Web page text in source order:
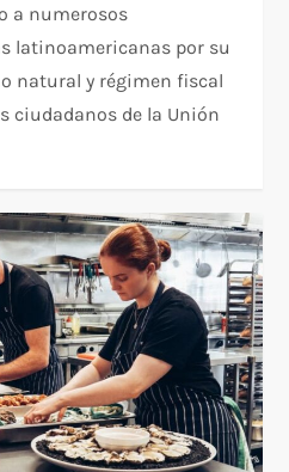
a numerosos
latinoamericanas por su
natural y régimen fiscal
ciudadanos de la Unión